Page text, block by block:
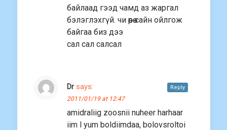
байлаад гээд чамд аз жаргал
бэлэглэхгүй. чи өөрөө сайн ойлгож
байгаа биз дээ
сал сал салсал
Dr says:
2011/01/19 at 12:47
amidraliig zoosnii nuheer harhaar
iim l yum boldiimdaa, bolovsroltoi
Reply